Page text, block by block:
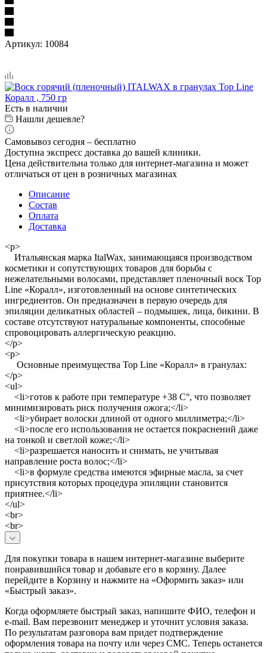
Артикул: 10084
Есть в наличии
Нашли дешевле?
Самовывоз сегодня – бесплатно
Доступна экспресс доставка до вашей клиники.
Цена действительна только для интернет-магазина и может
отличаться от цен в розничных магазинах
Описание
Состав
Оплата
Доставка
<p>
Итальянская марка ItalWax, занимающаяся производством
косметики и сопутствующих товаров для борьбы с
нежелательными волосами, представляет пленочный воск Top
Line «Коралл», изготовленный на основе синтетических
ингредиентов. Он предназначен в первую очередь для
эпиляции деликатных областей – подмышек, лица, бикини. В
составе отсутствуют натуральные компоненты, способные
спровоцировать аллергическую реакцию.
</p>
<p>
Основные преимущества Top Line «Коралл» в гранулах:
</p>
<ul>
<li>готов к работе при температуре +38 C°, что позволяет
минимизировать риск получения ожога;</li>
<li>убирает волоски длиной от одного миллиметра;</li>
<li>после его использования не остается покраснений даже
на тонкой и светлой коже;</li>
<li>разрешается наносить и снимать, не учитывая
направление роста волос;</li>
<li>в формуле средства имеются эфирные масла, за счет
присутствия которых процедура эпиляции становится
приятнее.</li>
</ul>
<br>
<br>
Для покупки товара в нашем интернет-магазине выберите
понравившийся товар и добавьте его в корзину. Далее
перейдите в Корзину и нажмите на «Оформить заказ» или
«Быстрый заказ».
Когда оформляете быстрый заказ, напишите ФИО, телефон и
e-mail. Вам перезвонит менеджер и уточнит условия заказа.
По результатам разговора вам придет подтверждение
оформления товара на почту или через СМС. Теперь останется